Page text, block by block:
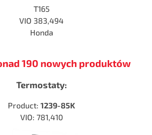
T165
VIO 383,494
Honda
190 nowych produktów
Termostaty:
Product: 1239-85K
VIO: 781,410